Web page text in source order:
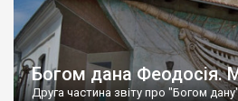
Богом дана Феодосія.
Друга частина звіту про "Богом